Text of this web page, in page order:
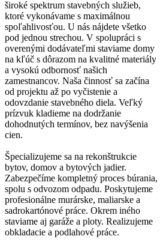
široké spektrum stavebných služieb,
ktoré vykonávame s maximálnou
spoľahlivosťou. U nás nájdete všetko
pod jednou strechou. V spolupráci s
overenými dodávateľmi staviame domy
na kľúč s dôrazom na kvalitné materiály
a vysokú odbornosť našich
zamestnancov. Naša činnosť sa začína
od projektu až po vyčistenie a
odovzdanie stavebného diela. Veľký
prízvuk kladieme na dodržanie
dohodnutých termínov, bez navýšenia
cien.
Špecializujeme sa na rekonštrukcie
bytov, domov a bytových jadier.
Zabezpečíme kompletný proces búrania,
spolu s odvozom odpadu. Poskytujeme
profesionálne murárske, maliarske a
sadrokartónové práce. Okrem iného
staviame aj garáže a ploty. Realizujeme
obkladacie a podlahové práce.